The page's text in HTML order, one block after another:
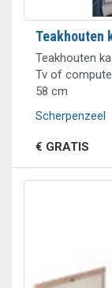
Teakhouten
Teakhouten
Tv of
58 cm
Scherpenzeel
€ GRATIS